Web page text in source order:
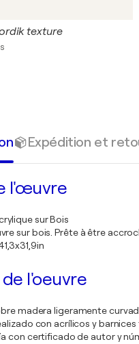
texture
Expédition et
l'œuvre
sur Bois
sur bois. Prête à être
l'oeuvre
madera ligeramente
con acrílicos y
con certificado de autor y